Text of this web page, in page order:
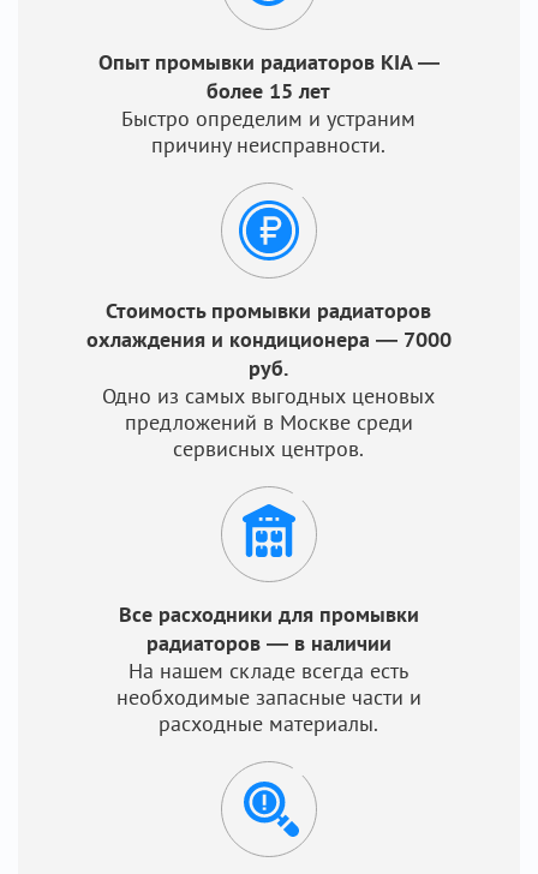
Опыт промывки радиаторов KIA —
более 15 лет
Быстро определим и устраним
причину неисправности.
Стоимость промывки радиаторов
охлаждения и кондиционера — 7000
руб.
Одно из самых выгодных ценовых
предложений в Москве среди
сервисных центров.
Все расходники для промывки
радиаторов — в наличии
На нашем складе всегда есть
необходимые запасные части и
расходные материалы.